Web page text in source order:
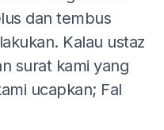
dan tembus
Kalau ustaz
surat kami yang
ucapkan; Fal